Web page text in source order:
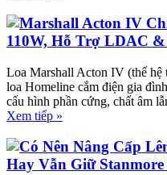
Marshall Acton IV
110W, Hỗ Trợ LDAC
Loa Marshall Acton IV (thế hệ
loa Homeline cắm điện gia
cấu hình phần cứng, chất âm
Xem tiếp »
Có Nên Nâng Cấp
Hay Vẫn Giữ